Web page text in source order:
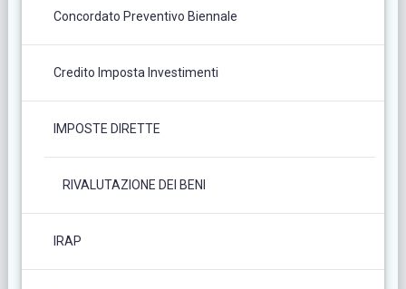
Concordato Preventivo Biennale
Credito Imposta Investimenti
IMPOSTE DIRETTE
RIVALUTAZIONE DEI BENI
IRAP